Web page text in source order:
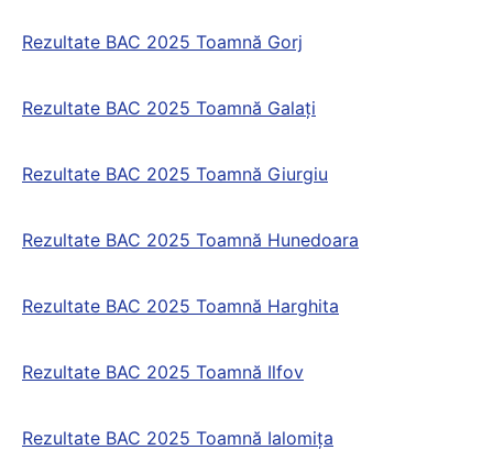
Rezultate BAC 2025 Toamnă Gorj
Rezultate BAC 2025 Toamnă Galați
Rezultate BAC 2025 Toamnă Giurgiu
Rezultate BAC 2025 Toamnă Hunedoara
Rezultate BAC 2025 Toamnă Harghita
Rezultate BAC 2025 Toamnă Ilfov
Rezultate BAC 2025 Toamnă Ialomița